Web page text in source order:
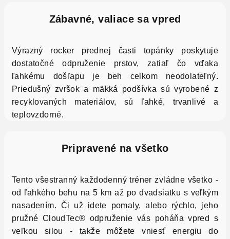
Zábavné, valiace sa vpred
Výrazný rocker prednej časti topánky poskytuje
dostatočné odpruženie prstov, zatiaľ čo vďaka
ľahkému došľapu je beh celkom neodolateľný.
Priedušný zvršok a mäkká podšívka sú vyrobené z
recyklovaných materiálov, sú ľahké, trvanlivé a
teplovzdorné.
Pripravené na všetko
Tento všestranný každodenný tréner zvládne všetko -
od ľahkého behu na 5 km až po dvadsiatku s veľkým
nasadením. Či už idete pomaly, alebo rýchlo, jeho
pružné CloudTec® odpruženie vás poháňa vpred s
veľkou silou - takže môžete vniesť energiu do